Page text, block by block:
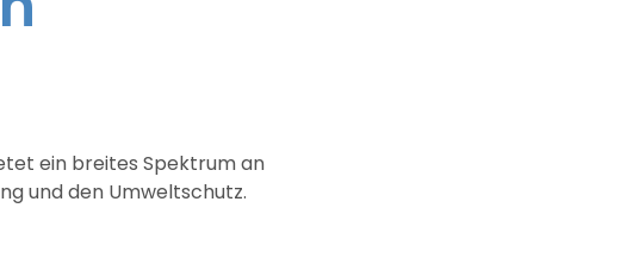
ein breites Spektrum an
und den Umweltschutz.